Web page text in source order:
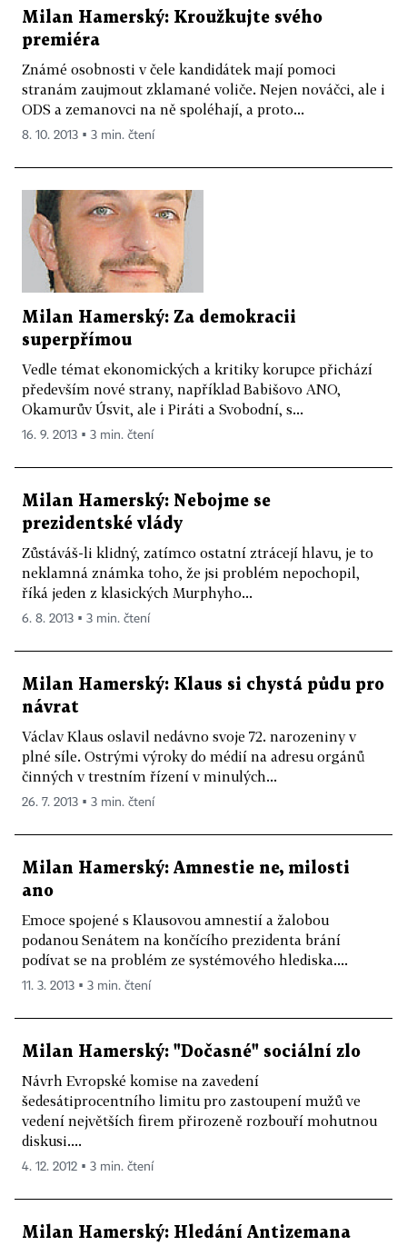
Milan Hamerský: Kroužkujte svého
premiéra
Známé osobnosti v čele kandidátek mají pomoci
stranám zaujmout zklamané voliče. Nejen nováčci, ale i
ODS a zemanovci na ně spoléhají, a proto...
8. 10. 2013 ▪ 3 min. čtení
Milan Hamerský: Za demokracii
superpřímou
Vedle témat ekonomických a kritiky korupce přichází
především nové strany, například Babišovo ANO,
Okamurův Úsvit, ale i Piráti a Svobodní, s...
16. 9. 2013 ▪ 3 min. čtení
Milan Hamerský: Nebojme se
prezidentské vlády
Zůstáváš-li klidný, zatímco ostatní ztrácejí hlavu, je to
neklamná známka toho, že jsi problém nepochopil,
říká jeden z klasických Murphyho...
6. 8. 2013 ▪ 3 min. čtení
Milan Hamerský: Klaus si chystá půdu pro
návrat
Václav Klaus oslavil nedávno svoje 72. narozeniny v
plné síle. Ostrými výroky do médií na adresu orgánů
činných v trestním řízení v minulých...
26. 7. 2013 ▪ 3 min. čtení
Milan Hamerský: Amnestie ne, milosti
ano
Emoce spojené s Klausovou amnestií a žalobou
podanou Senátem na končícího prezidenta brání
podívat se na problém ze systémového hlediska....
11. 3. 2013 ▪ 3 min. čtení
Milan Hamerský: "Dočasné" sociální zlo
Návrh Evropské komise na zavedení
šedesátiprocentního limitu pro zastoupení mužů ve
vedení největších firem přirozeně rozbouří mohutnou
diskusi....
4. 12. 2012 ▪ 3 min. čtení
Milan Hamerský: Hledání Antizemana